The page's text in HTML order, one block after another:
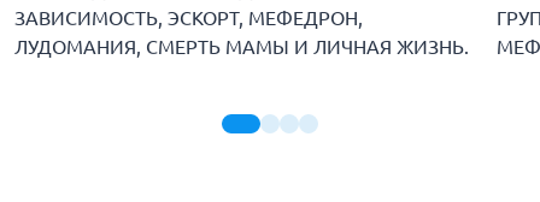
ЗАВИСИМОСТЬ, ЭСКОРТ, МЕФЕДРОН,
ЛУДОМАНИЯ, СМЕРТЬ МАМЫ И ЛИЧНАЯ ЖИЗНЬ.